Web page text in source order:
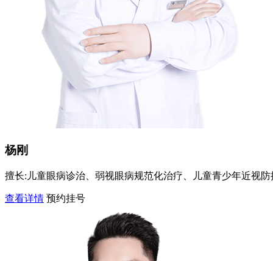
杨刚
擅长: 儿童眼病诊治、弱视眼病规范化治疗、儿童青少年近视
查看详情 预约挂号